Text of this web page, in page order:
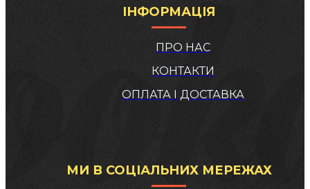
ІНФОРМАЦІЯ
ПРО НАС
КОНТАКТИ
ОПЛАТА І ДОСТАВКА
МИ В СОЦІАЛЬНИХ МЕРЕЖАХ